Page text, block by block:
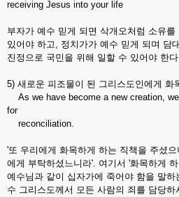
receiving Jesus into your life
부자가 예수 믿게 되면 삭개오처럼 소유
있어야 하고, 정치가가 예수 믿게 되며 담
진정으로 국민을 위해 일할 수 있어야 한
5) 새로운 피조물이 된 그리스도인에게 화
As we have become a new creation,
for
reconciliation.
'또 우리에게 화목하게 하는 직책을 주셨
에게 부탁하셨느니라'. 여기서 '화목하게
예수님과 같이 십자가에 죽어야 함을 말
수 그리스도께서 모든 사람의 죄를 담당